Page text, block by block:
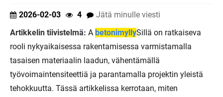
2026-02-03 4
Jätä minulle viesti
Artikkelin tiivistelmä: A betonimyllySillä on ratkaiseva
rooli nykyaikaisessa rakentamisessa varmistamalla
tasaisen materiaalin laadun, vähentämällä
työvoimaintensiteettiä ja parantamalla projektin yleistä
tehokkuutta. Tässä artikkelissa kerrotaan, miten